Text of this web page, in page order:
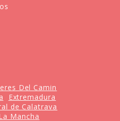
Del Camin
Extremadura
de Calatrava
Mancha